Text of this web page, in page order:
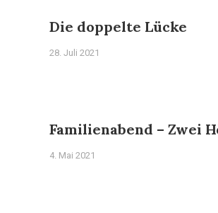
Die doppelte Lücke
28. Juli 2021
Familienabend – Zwei
4. Mai 2021